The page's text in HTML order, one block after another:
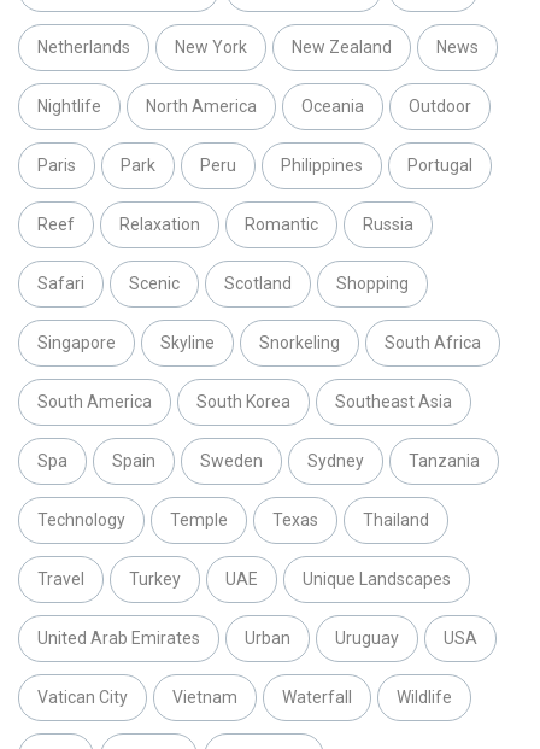
Netherlands New York New Zealand News
Nightlife North America Oceania Outdoor
Paris Park Peru Philippines Portugal
Reef Relaxation Romantic Russia
Safari Scenic Scotland Shopping
Singapore Skyline Snorkeling South Africa
South America South Korea Southeast Asia
Spa Spain Sweden Sydney Tanzania
Technology Temple Texas Thailand
Travel Turkey UAE Unique Landscapes
United Arab Emirates Urban Uruguay USA
Vatican City Vietnam Waterfall Wildlife